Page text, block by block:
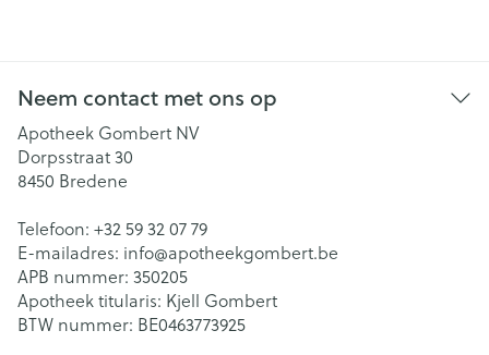
Neem contact met ons op
Apotheek Gombert NV
Dorpsstraat 30
8450 Bredene
Telefoon: +32 59 32 07 79
E-mailadres: info@apotheekgombert.be
APB nummer: 350205
Apotheek titularis: Kjell Gombert
BTW nummer: BE0463773925